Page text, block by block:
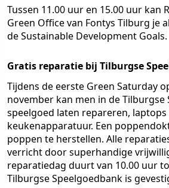
Tussen 11.00 uur en 15.00 uur kan
Green Office van Fontys Tilburg je
de Sustainable Development Goals.
Gratis reparatie bij Tilburgse
Tijdens de eerste Green Saturday
november kan men in de Tilburgse
speelgoed laten repareren,
keukenapparatuur. Een
poppen te herstellen. Alle
verricht door superhandige
reparatiedag duurt van 10.00 uur
Tilburgse Speelgoedbank is